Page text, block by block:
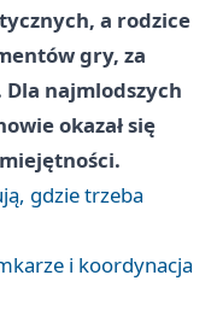
a rodzice
gry, za
najmlodszych
okazał się
gdzie trzeba
i koordynacja